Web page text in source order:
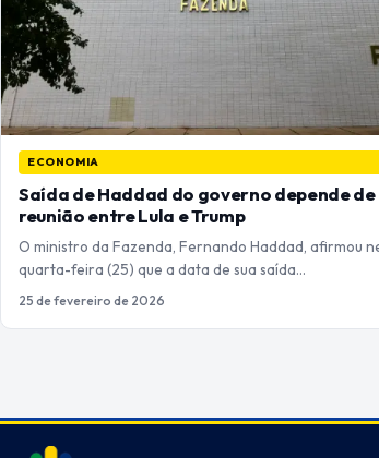
ECONOMIA
Saída de Haddad do governo depende de
reunião entre Lula e Trump
O ministro da Fazenda, Fernando Haddad, afirmou
quarta-feira (25) que a data de sua saída…
25 de fevereiro de 2026